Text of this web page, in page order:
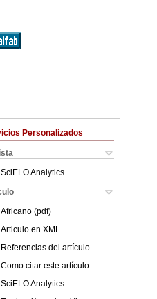
Personalizados
SciELO Analytics
Africano (pdf)
Articulo en XML
Referencias del artículo
Como citar este artículo
SciELO Analytics